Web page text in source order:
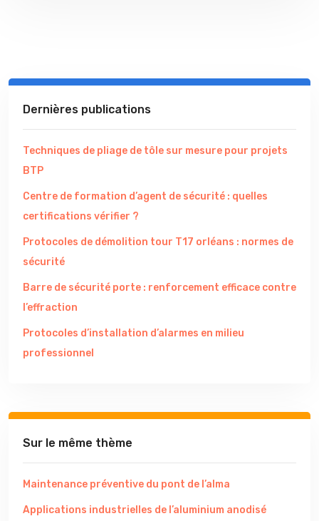
Dernières publications
Techniques de pliage de tôle sur mesure pour projets
BTP
Centre de formation d’agent de sécurité : quelles
certifications vérifier ?
Protocoles de démolition tour T17 orléans : normes de
sécurité
Barre de sécurité porte : renforcement efficace contre
l’effraction
Protocoles d’installation d’alarmes en milieu
professionnel
Sur le même thème
Maintenance préventive du pont de l’alma
Applications industrielles de l’aluminium anodisé